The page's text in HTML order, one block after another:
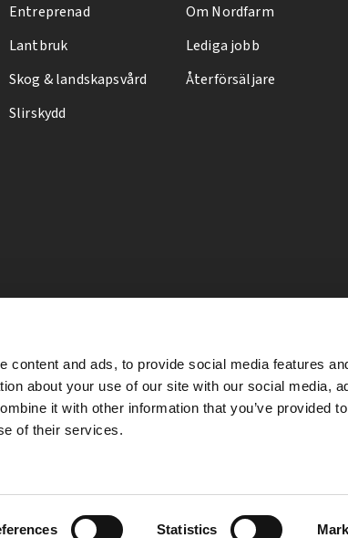
content and ads, to provide social media features
about your use of our site with our social media,
it with other information that you’ve provided
of their services.
Statistics
Entreprenad
Lantbruk
Skog & landskapsvård
Slirskydd
Om Nordfarm
Lediga jobb
Återförsäljare